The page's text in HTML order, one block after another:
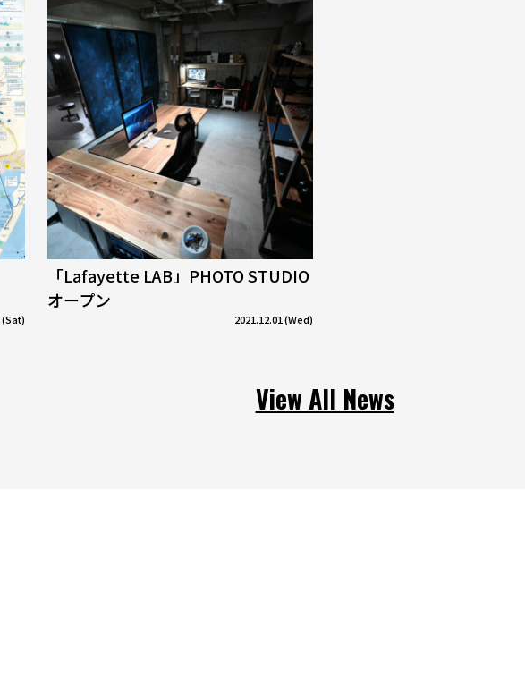
(Sat)
「Lafayette LAB」PHOTO STUDIO
オープン
2021.12.01 (Wed)
View All News